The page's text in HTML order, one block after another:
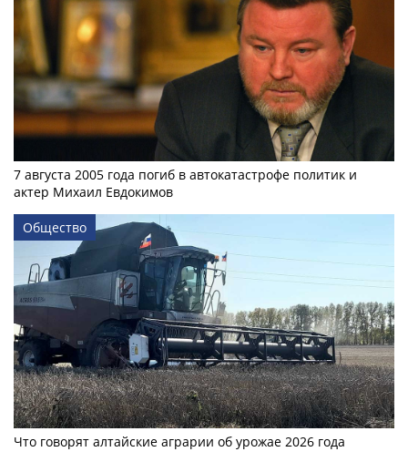
7 августа 2005 года погиб в автокатастрофе политик и
актер Михаил Евдокимов
Общество
Что говорят алтайские аграрии об урожае 2026 года